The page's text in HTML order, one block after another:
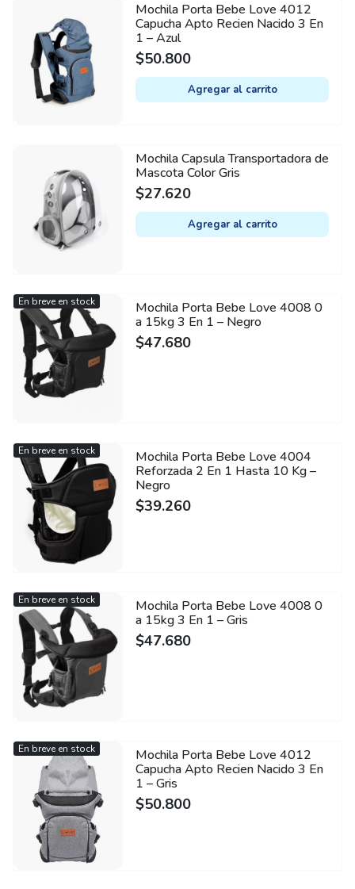
Mochila Porta Bebe Love 4012
Capucha Apto Recien Nacido 3 En
1 – Azul
$50.800
Agregar al carrito
Mochila Capsula Transportadora de
Mascota Color Gris
$27.620
Agregar al carrito
Mochila Porta Bebe Love 4008 0
a 15kg 3 En 1 – Negro
$47.680
En breve en stock
Mochila Porta Bebe Love 4004
Reforzada 2 En 1 Hasta 10 Kg –
Negro
$39.260
En breve en stock
Mochila Porta Bebe Love 4008 0
a 15kg 3 En 1 – Gris
$47.680
En breve en stock
Mochila Porta Bebe Love 4012
Capucha Apto Recien Nacido 3 En
1 – Gris
$50.800
En breve en stock